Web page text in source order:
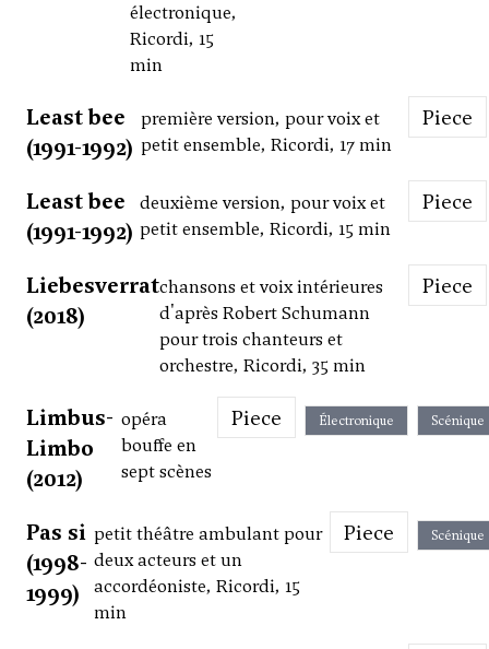
électronique,
Ricordi, 15
min
Least bee
(1991-1992)
première version, pour voix et
petit ensemble, Ricordi, 17 min
Piece
Least bee
(1991-1992)
deuxième version, pour voix et
petit ensemble, Ricordi, 15 min
Piece
Liebesverrat
(2018)
chansons et voix intérieures
d'après Robert Schumann
pour trois chanteurs et
orchestre, Ricordi, 35 min
Piece
Limbus-
Limbo
(2012)
opéra
bouffe en
sept scènes
Piece Électronique Scénique
Pas si
(1998-
1999)
petit théâtre ambulant pour
deux acteurs et un
accordéoniste, Ricordi, 15
min
Piece Scénique